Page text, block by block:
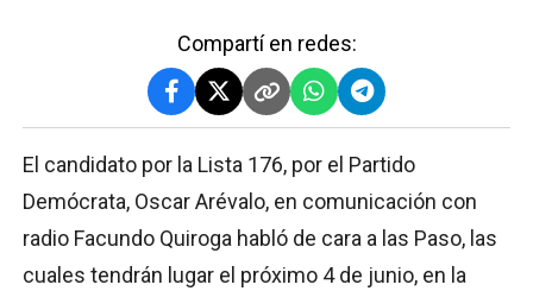
Compartí en redes:
El candidato por la Lista 176, por el Partido
Demócrata, Oscar Arévalo, en comunicación con
radio Facundo Quiroga habló de cara a las Paso, las
cuales tendrán lugar el próximo 4 de junio, en la